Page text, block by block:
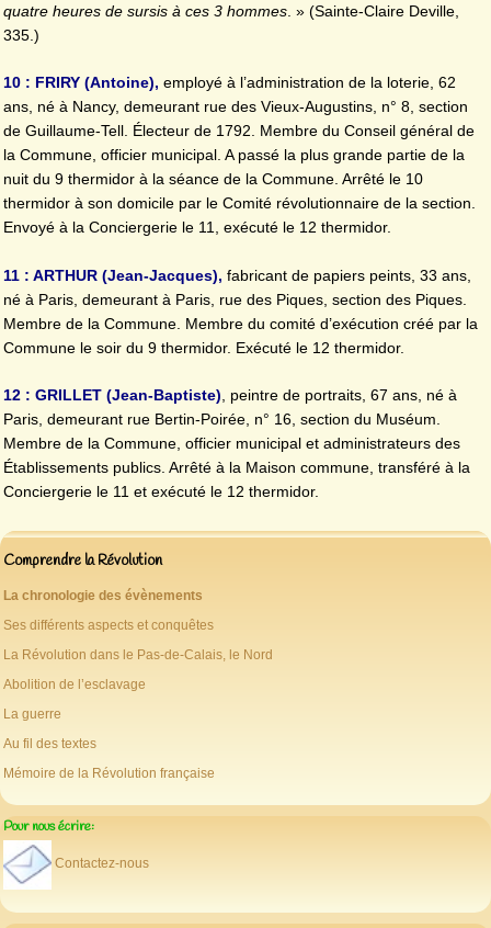
quatre heures de sursis à ces 3 hommes . » (Sainte-Claire Deville,
335.)
10 : FRIRY (Antoine), employé à l’administration de la loterie, 62
ans, né à Nancy, demeurant rue des Vieux-Augustins, n° 8, section
de Guillaume-Tell. Électeur de 1792. Membre du Conseil général de
la Commune, officier municipal. A passé la plus grande partie de la
nuit du 9 thermidor à la séance de la Commune. Arrêté le 10
thermidor à son domicile par le Comité révolutionnaire de la section.
Envoyé à la Conciergerie le 11, exécuté le 12 thermidor.
11 : ARTHUR (Jean-Jacques), fabricant de papiers peints, 33 ans,
né à Paris, demeurant à Paris, rue des Piques, section des Piques.
Membre de la Commune. Membre du comité d’exécution créé par la
Commune le soir du 9 thermidor. Exécuté le 12 thermidor.
12 : GRILLET (Jean-Baptiste), peintre de portraits, 67 ans, né à
Paris, demeurant rue Bertin-Poirée, n° 16, section du Muséum.
Membre de la Commune, officier municipal et administrateurs des
Établissements publics. Arrêté à la Maison commune, transféré à la
Conciergerie le 11 et exécuté le 12 thermidor.
Comprendre la Révolution
La chronologie des évènements
Ses différents aspects et conquêtes
La Révolution dans le Pas-de-Calais, le Nord
Abolition de l’esclavage
La guerre
Au fil des textes
Mémoire de la Révolution française
Pour nous écrire:
Contactez-nous